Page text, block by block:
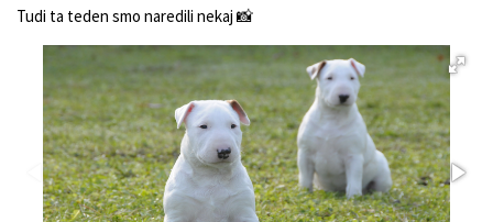
Tudi ta teden smo naredili nekaj 📸